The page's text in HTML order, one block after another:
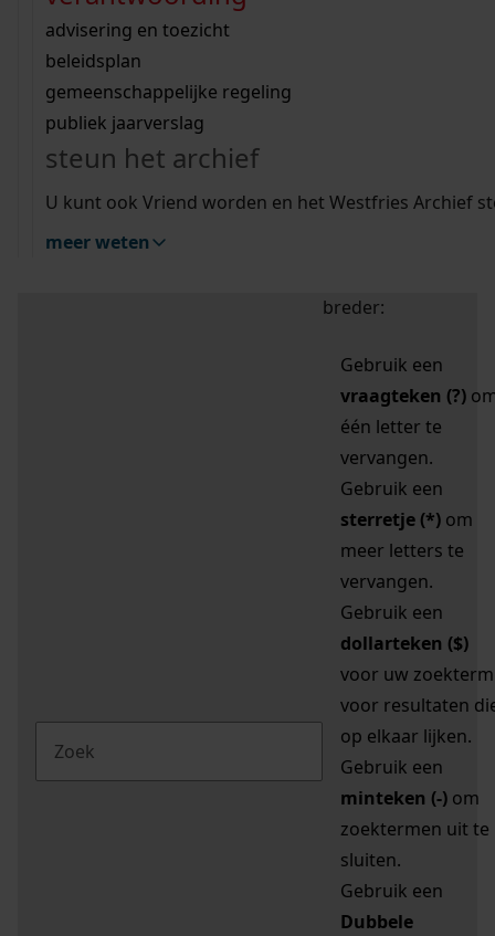
bouwvergunningen
omgevingsvergunningen
vergunningen
beeld en geluid
uitleg nodig?
Wij helpen u op weg met een aantal zoektips.
bekijk alle zoektips
Wij helpen u op weg met een aantal zoektips.
bekijk alle zoektips
bekijk ons geschiedenislokaal
advisering en toezicht
beleidsplan
gemeenschappelijke regeling
publiek jaarverslag
steun het archief
U kunt ook Vriend worden en het Westfries Archief
meer weten
zoektips
Mijn Studiezaal (inloggen)
uw zoekopdracht te
breder:
Gebruik een
vraagteken (?)
één letter te
vervangen.
Gebruik een
sterretje (*) om
meer letters te
vervangen.
Gebruik een
dollarteken ($)
voor uw zoekterm
voor resultaten
op elkaar lijken.
Gebruik een
minteken (-) om
zoektermen uit te
sluiten.
Gebruik een
Dubbele